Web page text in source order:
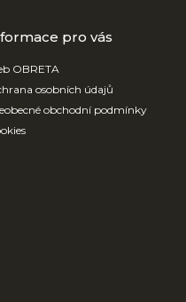
pro vás
OBRETA
osobních údajů
obchodní podmínky